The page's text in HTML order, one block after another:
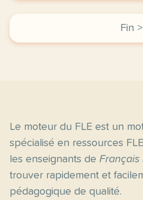
Fin
Le moteur du FLE est un
spécialisé en ressources
les enseignants de Français
trouver rapidement et
pédagogique de qualité.